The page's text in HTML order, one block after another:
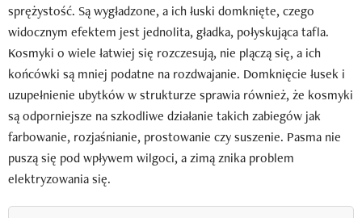
sprężystość. Są wygładzone, a ich łuski domknięte, czego
widocznym efektem jest jednolita, gładka, połyskująca tafla.
Kosmyki o wiele łatwiej się rozczesują, nie plączą się, a ich
końcówki są mniej podatne na rozdwajanie. Domknięcie łusek i
uzupełnienie ubytków w strukturze sprawia również, że kosmyki
są odporniejsze na szkodliwe działanie takich zabiegów jak
farbowanie, rozjaśnianie, prostowanie czy suszenie. Pasma nie
puszą się pod wpływem wilgoci, a zimą znika problem
elektryzowania się.